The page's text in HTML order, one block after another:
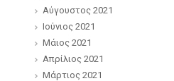
Αύγουστος 2021
Ιούνιος 2021
Μάιος 2021
Απρίλιος 2021
Μάρτιος 2021